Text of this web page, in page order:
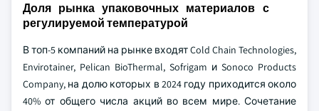
Доля рынка упаковочных материалов с
регулируемой температурой
В топ-5 компаний на рынке входят Cold Chain Technologies,
Envirotainer, Pelican BioThermal, Sofrigam и Sonoco Products
Company, на долю которых в 2024 году приходится около
40% от общего числа акций во всем мире. Сочетание